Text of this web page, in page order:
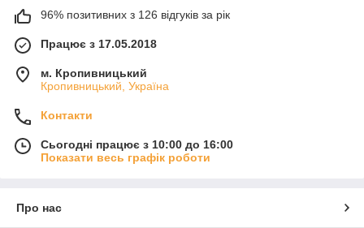
96% позитивних з 126 відгуків за рік
Працює з 17.05.2018
м. Кропивницький
Кропивницький, Україна
Контакти
Сьогодні працює з 10:00 до 16:00
Показати весь графік роботи
Про нас